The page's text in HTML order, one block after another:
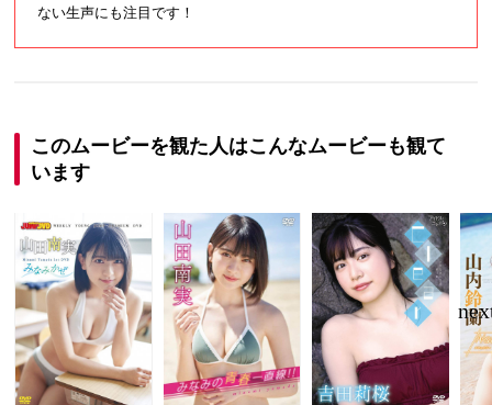
ない生声にも注目です！
このムービーを観た人はこんなムービーも観て
います